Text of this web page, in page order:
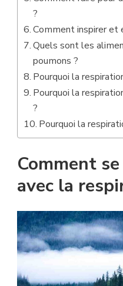
?
Comment inspirer et
Quels sont les
poumons ?
Pourquoi la
Pourquoi la
?
Pourquoi la
Comment
avec la